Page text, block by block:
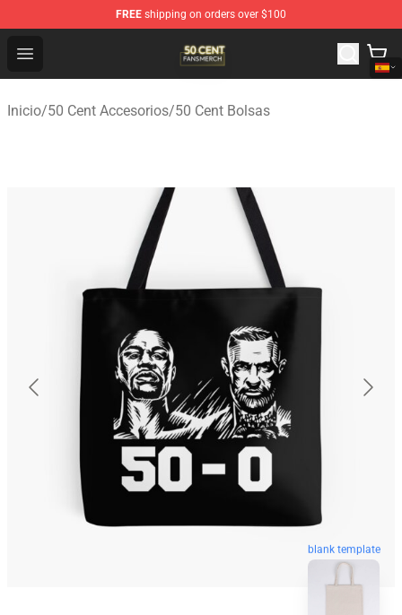
FREE shipping on orders over $100
Open menu
50 Cent Shop - Official 50 Cent Merchandise Store
Inicio/50 Cent Accesorios/50 Cent Bolsas
blank template